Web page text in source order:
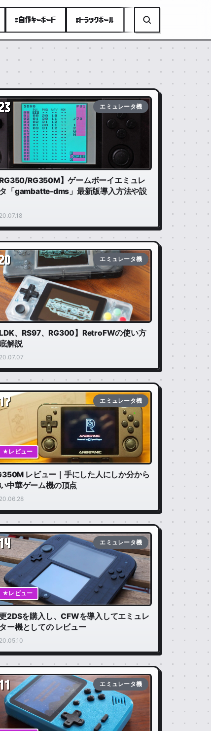
#自作キーボード #トラックボール #ミニPC
エミュレータ機
RG350/RG350M】ゲームボーイエミュレ
「gambatte-dms」最新版導入方法や設
エミュレータ機
LDK、RS97、RG300】RetroFWの使い方
解説
★レビュー
エミュレータ機
レビュー｜手にした人にしか分から
中華ゲーム機の頂点
★レビュー
エミュレータ機
2DSを購入し、CFWを導入してエミュレ
ー機としての レビュー
エミュレータ機